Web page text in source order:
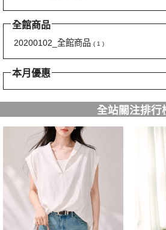
全館商品
20200102_全館商品 ( 1 )
本月優惠
全站關注排行